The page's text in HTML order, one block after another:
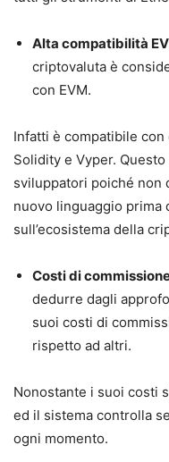
Alta compatibilità
criptovaluta è
con EVM.
Infatti è compatibile con
Solidity e Vyper.
sviluppatori poiché non
nuovo linguaggio prima
sull’ecosistema della
Costi di
dedurre dagli
suoi costi di
rispetto ad altri.
Nonostante i suoi costi
ed il sistema controlla
ogni momento.